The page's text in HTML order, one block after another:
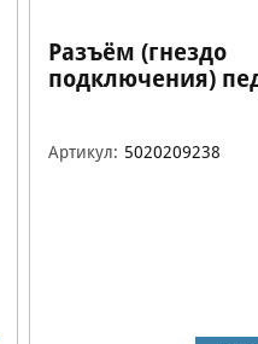
Разъём (гнездо
подключения)
Артикул: 5020209238